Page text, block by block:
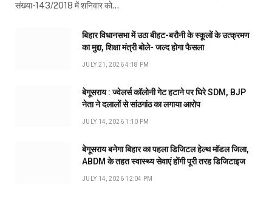
संख्या-143/2018 में शनिवार को…
बिहार विधानसभा में उठा बीहट-बरौनी के स्कूलों के उत्क्रमण
का मुद्दा, शिक्षा मंत्री बोले- जल्द होगा फैसला
JULY 21, 2026 4:18 PM
बेगूसराय : ज्वेलर्स कॉलोनी गेट हटाने पर घिरे SDM, BJP
नेता ने दलालों से सांठगांठ का लगाया आरोप
JULY 14, 2026 1:10 PM
बेगूसराय बनेगा बिहार का पहला डिजिटल हेल्थ मॉडल जिला,
ABDM के तहत स्वास्थ्य सेवाएं होंगी पूरी तरह डिजिटाइज
JULY 14, 2026 12:04 PM